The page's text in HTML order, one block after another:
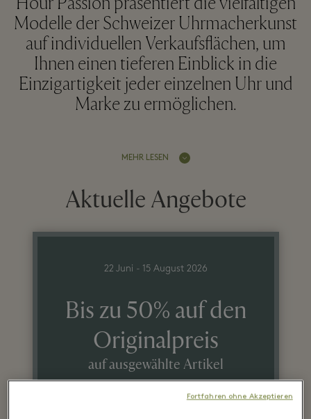
Modelle der Schweizer Uhrmacherkunst
auf individuellen Verkaufsflächen, um
Ihnen einen tieferen Einblick in die
Einzigartigkeit jeder einzelnen Uhr und
Marke zu ermöglichen.
MEHR LESEN
Aktuelle Angebote
22 Juni - 15 August 2026
Bis zu 50% auf den
Originalpreis
auf ausgewählte Artikel
Fortfahren ohne Akzeptieren